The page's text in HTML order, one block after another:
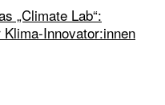
„Climate Lab“:
Innovator:innen